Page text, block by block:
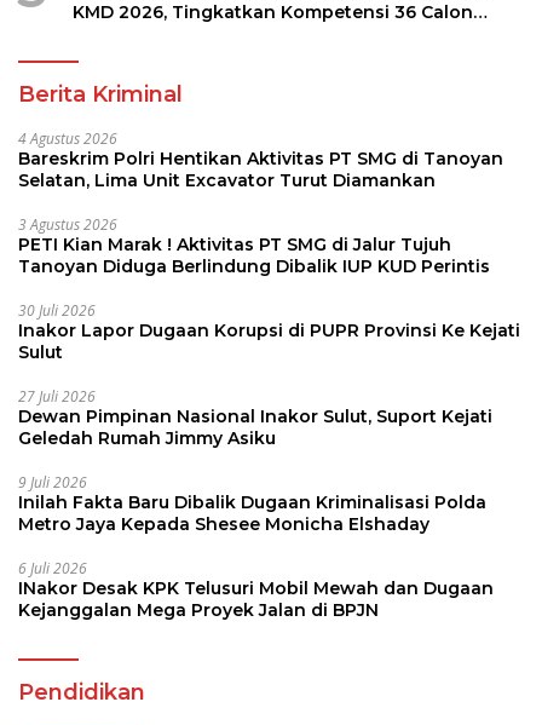
KMD 2026, Tingkatkan Kompetensi 36 Calon
Berita Kriminal
4 Agustus 2026
Bareskrim Polri Hentikan Aktivitas PT SMG di Tanoyan
Selatan, Lima Unit Excavator Turut Diamankan
3 Agustus 2026
PETI Kian Marak ! Aktivitas PT SMG di Jalur Tujuh
Tanoyan Diduga Berlindung Dibalik IUP KUD Perintis
30 Juli 2026
Inakor Lapor Dugaan Korupsi di PUPR Provinsi Ke Kejati
Sulut
27 Juli 2026
Dewan Pimpinan Nasional Inakor Sulut, Suport Kejati
Geledah Rumah Jimmy Asiku
9 Juli 2026
Inilah Fakta Baru Dibalik Dugaan Kriminalisasi Polda
Metro Jaya Kepada Shesee Monicha Elshaday
6 Juli 2026
INakor Desak KPK Telusuri Mobil Mewah dan Dugaan
Kejanggalan Mega Proyek Jalan di BPJN
Pendidikan